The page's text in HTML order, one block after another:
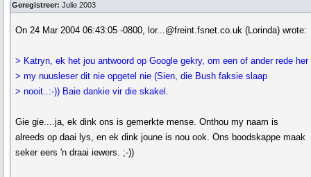
Geregistreer: Julie 2003
On 24 Mar 2004 06:43:05 -0800, lor...@freint.fsnet.co.uk (Lorinda) wrote:
> Katryn, ek het jou antwoord op Google gekry, om een of ander rede her
> my nuusleser dit nie opgetel nie (Sien, die Bush faksie slaap
> nooit..:-)) Baie dankie vir die skakel.
Gie gie....ja, ek dink ons is gemerkte mense. Onthou my naam is
alreeds op daai lys, en ek dink joune is nou ook. Ons boodskappe maak
seker eers 'n draai iewers. ;-))